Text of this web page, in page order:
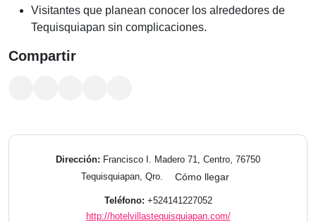
Visitantes que planean conocer los alrededores de
Tequisquiapan sin complicaciones.
Compartir
Dirección: Francisco I. Madero 71, Centro, 76750
Tequisquiapan, Qro.
Cómo llegar
Teléfono: +524141227052
http://hotelvillastequisquiapan.com/